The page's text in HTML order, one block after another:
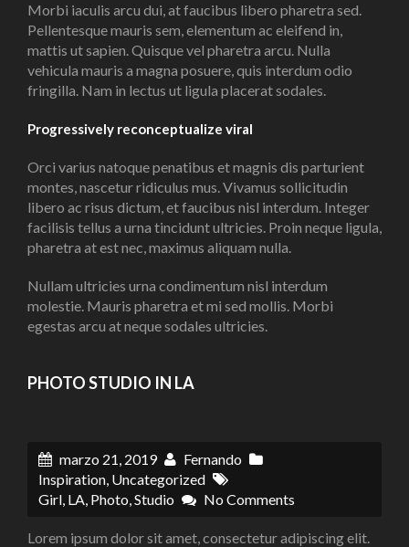
Morbi iaculis arcu dui, at faucibus libero pharetra sed.
Pellentesque mauris sem, elementum ac eleifend in,
mattis ut sapien. Quisque vel pharetra arcu. Nulla
vehicula mauris a magna posuere, quis interdum odio
fringilla. Nam in lectus ut ligula placerat sodales.
Progressively reconceptualize viral
Orci varius natoque penatibus et magnis dis parturient
montes, nascetur ridiculus mus. Vivamus sollicitudin
libero ac risus dictum, et faucibus nisl interdum. Integer
facilisis tellus a urna tincidunt ultricies. Proin neque ligula,
pharetra at est nec, maximus aliquam nulla.
Nullam ultricies urna condimentum nisl interdum
molestie. Mauris pharetra et mi sed mollis. Morbi
egestas arcu at neque sodales ultricies.
PHOTO STUDIO IN LA
marzo 21, 2019
Fernando
Inspiration, Uncategorized
Girl, LA, Photo,Studio No Comments
Lorem ipsum dolor sit amet, consectetur adipiscing elit.